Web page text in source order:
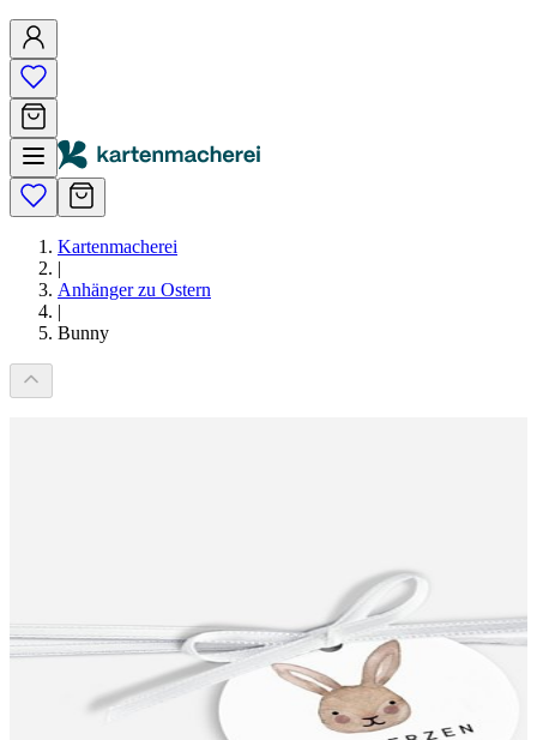
Kartenmacherei
|
Anhänger zu Ostern
|
Bunny